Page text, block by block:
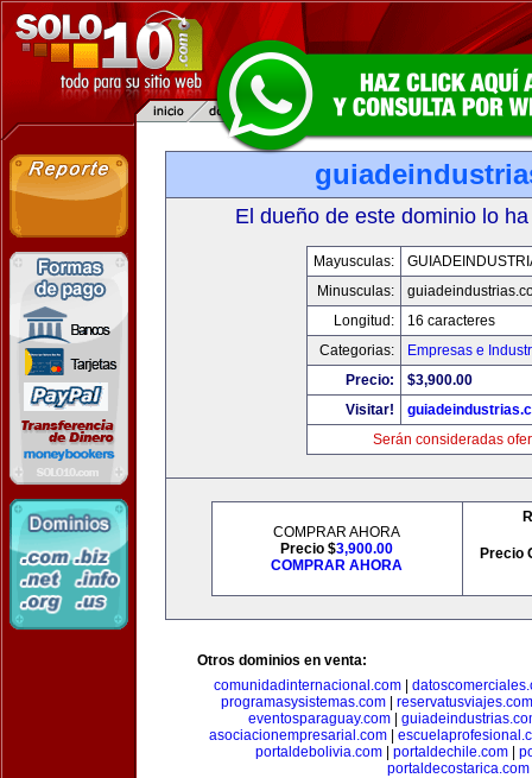
El dueño de este dominio lo
Mayusculas:
Minusculas:
Longitud:
16 caracteres
Categorias:
Empresas e
Precio:
$3,900.00
Visitar!
Serán consideradas
COMPRAR AHORA
Precio $3,900.00
COMPRAR AHORA
Precio
Otros dominios en venta:
comunidadinternacional.com
programasysistemas.com
reservatusviajes.com
eventosparaguay.com
asociacionempresarial.com|
portaldebolivia.com| portaldechile.com|
portaldecostarica.com